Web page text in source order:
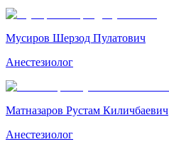
Мусиров Шерзод Пулатович
Анестезиолог
Матназаров Рустам Киличбаевич
Анестезиолог